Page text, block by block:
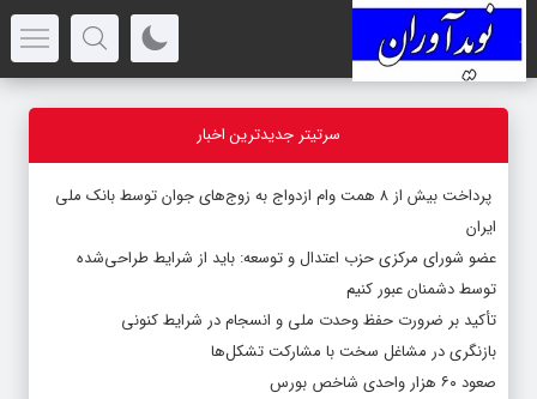
سرتیتر جدیدترین اخبار
پرداخت بیش از ۸ همت وام ازدواج به زوج‌های جوان توسط بانک ملی
ایران
عضو شورای مرکزی حزب اعتدال و توسعه: باید از شرایط طراحی‌شده
توسط دشمنان عبور کنیم
تأکید بر ضرورت حفظ وحدت ملی و انسجام در شرایط کنونی
بازنگری در مشاغل سخت با مشارکت تشکل‌ها
صعود ۶۰ هزار واحدی شاخص بورس